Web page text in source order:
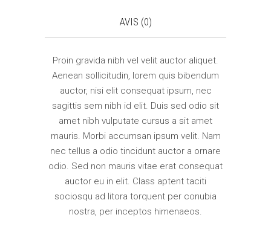
AVIS (0)
Proin gravida nibh vel velit auctor aliquet.
Aenean sollicitudin, lorem quis bibendum
auctor, nisi elit consequat ipsum, nec
sagittis sem nibh id elit. Duis sed odio sit
amet nibh vulputate cursus a sit amet
mauris. Morbi accumsan ipsum velit. Nam
nec tellus a odio tincidunt auctor a ornare
odio. Sed non mauris vitae erat consequat
auctor eu in elit. Class aptent taciti
sociosqu ad litora torquent per conubia
nostra, per inceptos himenaeos.